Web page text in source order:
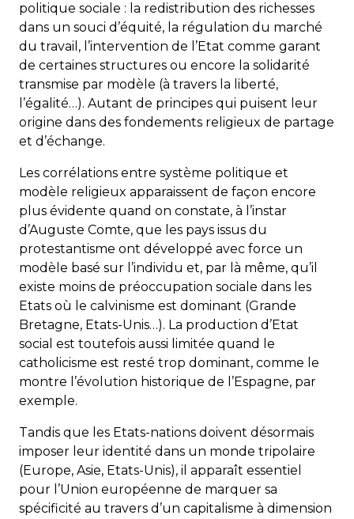
politique sociale : la redistribution des richesses
dans un souci d’équité, la régulation du marché
du travail, l’intervention de l’Etat comme garant
de certaines structures ou encore la solidarité
transmise par modèle (à travers la liberté,
l’égalité…). Autant de principes qui puisent leur
origine dans des fondements religieux de partage
et d’échange.
Les corrélations entre système politique et
modèle religieux apparaissent de façon encore
plus évidente quand on constate, à l’instar
d’Auguste Comte, que les pays issus du
protestantisme ont développé avec force un
modèle basé sur l’individu et, par là même, qu’il
existe moins de préoccupation sociale dans les
Etats où le calvinisme est dominant (Grande
Bretagne, Etats-Unis…). La production d’Etat
social est toutefois aussi limitée quand le
catholicisme est resté trop dominant, comme le
montre l’évolution historique de l’Espagne, par
exemple.
Tandis que les Etats-nations doivent désormais
imposer leur identité dans un monde tripolaire
(Europe, Asie, Etats-Unis), il apparaît essentiel
pour l’Union européenne de marquer sa
spécificité au travers d’un capitalisme à dimension